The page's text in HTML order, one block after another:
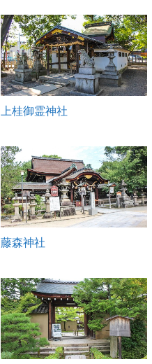
上桂御霊神社
藤森神社